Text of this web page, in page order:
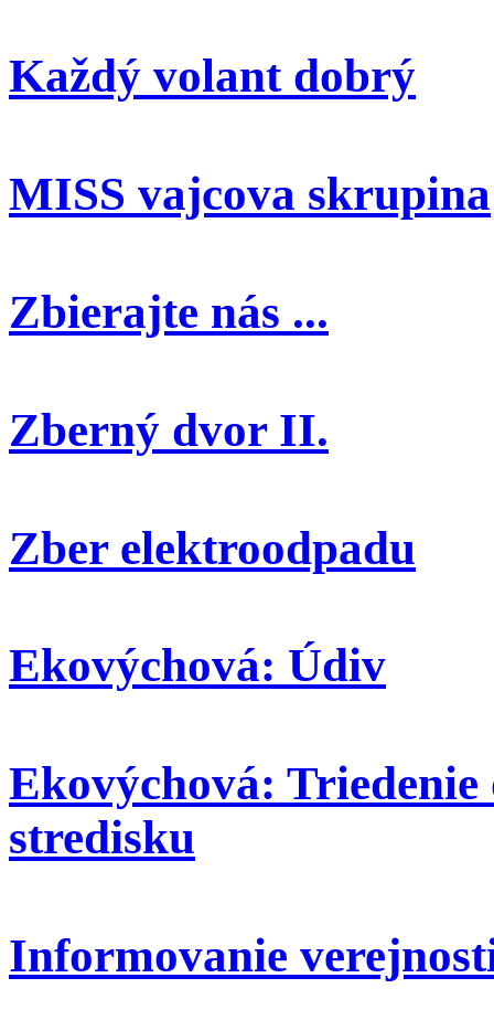
Každý volant dobrý
MISS vajcova skrupina
Zbierajte nás ...
Zberný dvor II.
Zber elektroodpadu
Ekovýchová: Údiv
Ekovýchová:
stredisku
Informovanie